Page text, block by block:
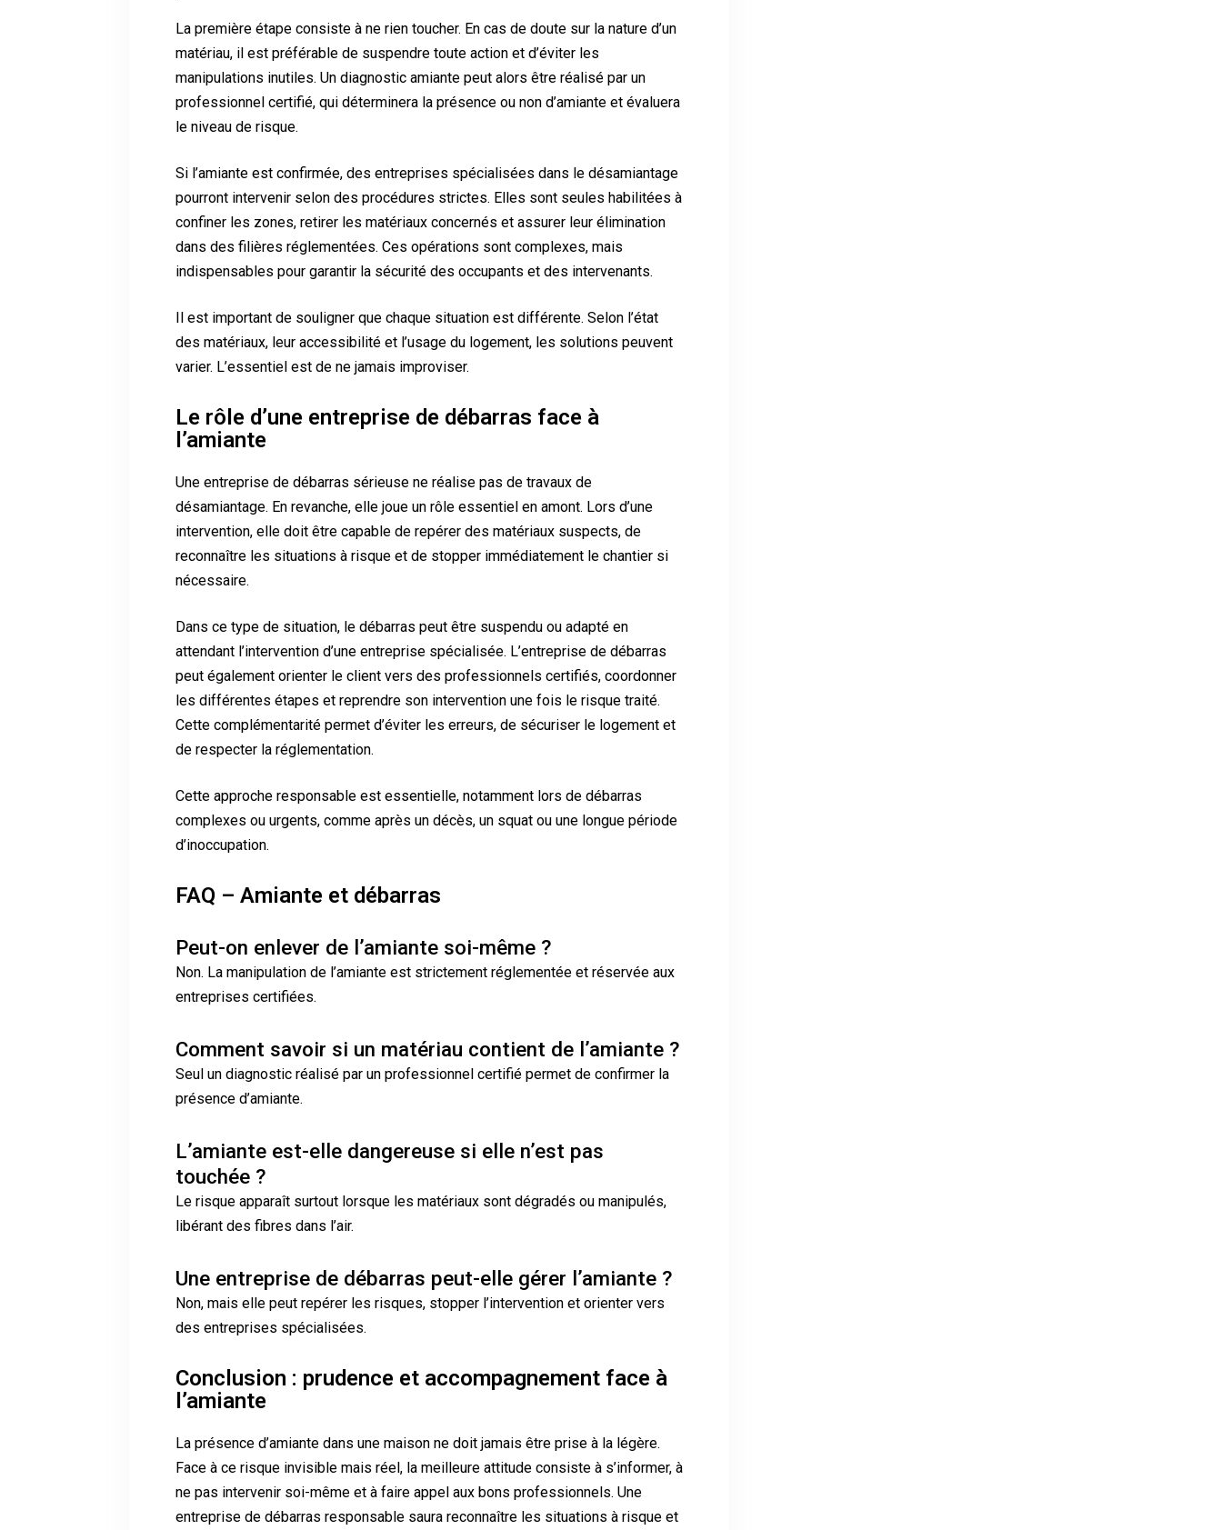
La première étape consiste à ne rien toucher. En cas de doute sur la nature d’un
matériau, il est préférable de suspendre toute action et d’éviter les
manipulations inutiles. Un diagnostic amiante peut alors être réalisé par un
professionnel certifié, qui déterminera la présence ou non d’amiante et évaluera
le niveau de risque.
Si l’amiante est confirmée, des entreprises spécialisées dans le désamiantage
pourront intervenir selon des procédures strictes. Elles sont seules habilitées à
confiner les zones, retirer les matériaux concernés et assurer leur élimination
dans des filières réglementées. Ces opérations sont complexes, mais
indispensables pour garantir la sécurité des occupants et des intervenants.
Il est important de souligner que chaque situation est différente. Selon l’état
des matériaux, leur accessibilité et l’usage du logement, les solutions peuvent
varier. L’essentiel est de ne jamais improviser.
Le rôle d’une entreprise de débarras face à
l’amiante
Une entreprise de débarras sérieuse ne réalise pas de travaux de
désamiantage. En revanche, elle joue un rôle essentiel en amont. Lors d’une
intervention, elle doit être capable de repérer des matériaux suspects, de
reconnaître les situations à risque et de stopper immédiatement le chantier si
nécessaire.
Dans ce type de situation, le débarras peut être suspendu ou adapté en
attendant l’intervention d’une entreprise spécialisée. L’entreprise de débarras
peut également orienter le client vers des professionnels certifiés, coordonner
les différentes étapes et reprendre son intervention une fois le risque traité.
Cette complémentarité permet d’éviter les erreurs, de sécuriser le logement et
de respecter la réglementation.
Cette approche responsable est essentielle, notamment lors de débarras
complexes ou urgents, comme après un décès, un squat ou une longue période
d’inoccupation.
FAQ – Amiante et débarras
Peut-on enlever de l’amiante soi-même ?
Non. La manipulation de l’amiante est strictement réglementée et réservée aux
entreprises certifiées.
Comment savoir si un matériau contient de l’amiante ?
Seul un diagnostic réalisé par un professionnel certifié permet de confirmer la
présence d’amiante.
L’amiante est-elle dangereuse si elle n’est pas
touchée ?
Le risque apparaît surtout lorsque les matériaux sont dégradés ou manipulés,
libérant des fibres dans l’air.
Une entreprise de débarras peut-elle gérer l’amiante ?
Non, mais elle peut repérer les risques, stopper l’intervention et orienter vers
des entreprises spécialisées.
Conclusion : prudence et accompagnement face à
l’amiante
La présence d’amiante dans une maison ne doit jamais être prise à la légère.
Face à ce risque invisible mais réel, la meilleure attitude consiste à s’informer, à
ne pas intervenir soi-même et à faire appel aux bons professionnels. Une
entreprise de débarras responsable saura reconnaître les situations à risque et